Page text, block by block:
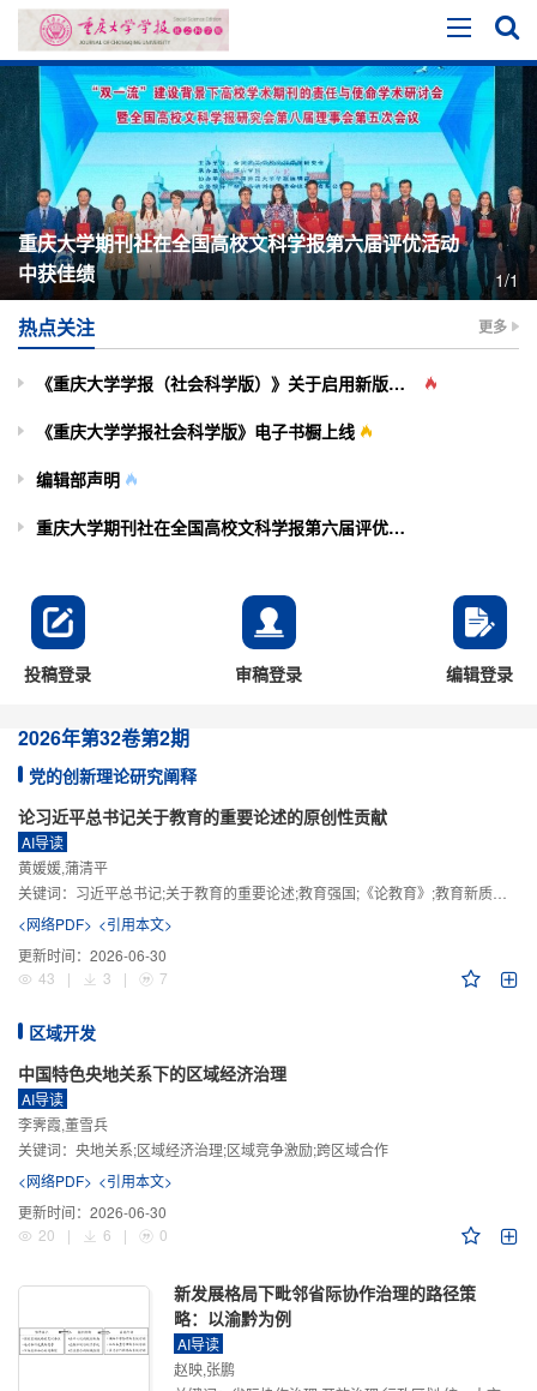
重庆大学期刊社在全国高校文科学报第六届评优活动
中获佳绩
1/1
热点关注 更多
《重庆大学学报（社会科学版）》关于启用新版投审稿系统的通知
《重庆大学学报社会科学版》电子书橱上线
编辑部声明
重庆大学期刊社在全国高校文科学报第六届评优活动中获佳绩
投稿登录 审稿登录 编辑登录
2026年第32卷第2期
党的创新理论研究阐释
论习近平总书记关于教育的重要论述的原创性贡献
AI导读
黄媛媛,蒲清平
关键词： 习近平总书记;关于教育的重要论述;教育强国;《论教育》;教育新质生产力;教育人工智能
<网络PDF> <引用本文>
更新时间： 2026-06-30
43
| 3 | 7
区域开发
中国特色央地关系下的区域经济治理
AI导读
李霁霞,董雪兵
关键词： 央地关系;区域经济治理;区域竞争激励;跨区域合作
<网络PDF> <引用本文>
更新时间： 2026-06-30
20
| 6 | 0
新发展格局下毗邻省际协作治理的路径策
略：以渝黔为例
AI导读
赵映,张鹏